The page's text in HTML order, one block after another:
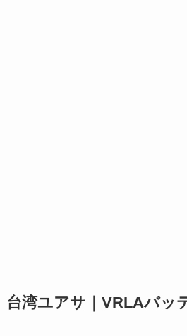
台湾ユアサ｜VRLAバッ